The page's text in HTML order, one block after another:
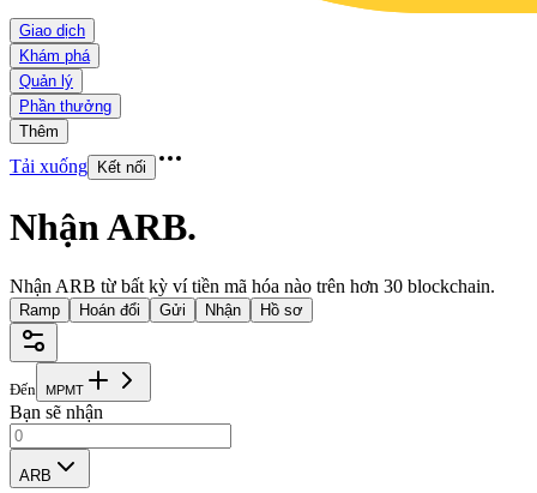
Giao dịch
Khám phá
Quản lý
Phần thưởng
Thêm
Tải xuống Kết nối
Nhận ARB.
Nhận ARB từ bất kỳ ví tiền mã hóa nào trên hơn 30 blockchain.
Ramp Hoán đổi Gửi Nhận Hồ sơ
Đến MPMT
Bạn sẽ nhận
ARB